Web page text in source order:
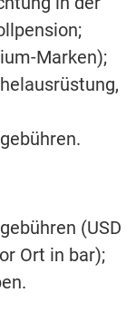
Marken);
(USD
Ort in bar);